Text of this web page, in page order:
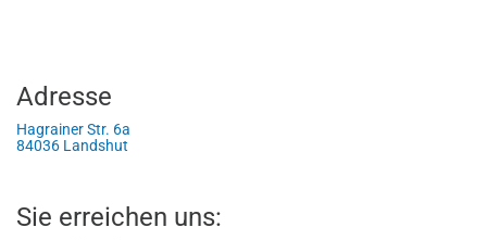
Adresse
Hagrainer Str. 6a
84036 Landshut
Sie erreichen uns: